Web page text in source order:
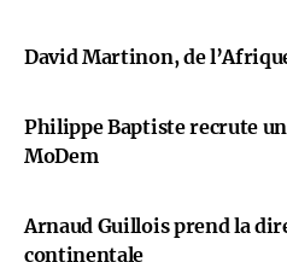
David Martinon, de
Philippe Baptiste recrute
MoDem
Arnaud Guillois prend la
continentale